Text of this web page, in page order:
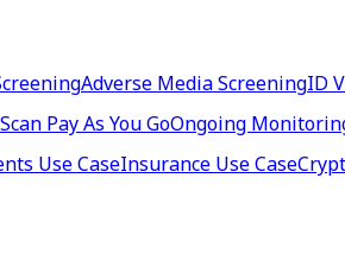
Adverse Media ScreeningID
Pay As You GoOngoing
Use CaseInsurance Use Case